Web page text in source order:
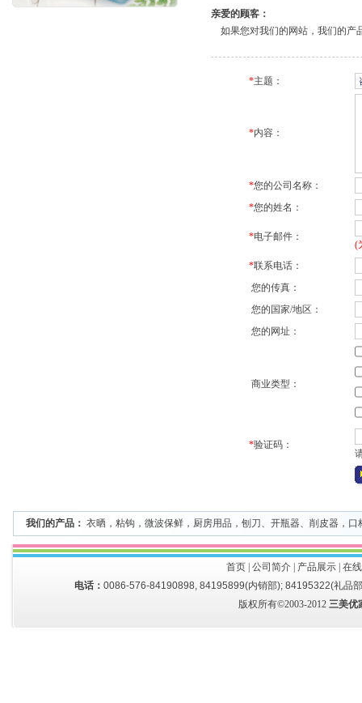
亲爱的顾客：
如果您对我们的网站，我们的产
*主题：
*内容：
*您的公司名称：
*您的姓名：
*电子邮件：
(
*联系电话：
您的传真：
您的国家/地区：
您的网址：
商业类型：
*验证码：
我们的产品： 衣晒 ， 粘钩 ， 微波保鲜 ， 厨房用品 ， 刨刀、开瓶器、削皮器 ， 口
首页| 公司简介| 产品展示| 在
电话： 0086-576-84190898, 84195899(内销部); 84195322(礼品
版权所有©2003-2012 三美优